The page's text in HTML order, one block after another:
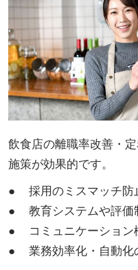
飲食店の離職率改善・
施策が効果的です。
● 採用のミスマッチ防
● 教育システムや評価
● コミュニケーション
● 業務効率化・自動化